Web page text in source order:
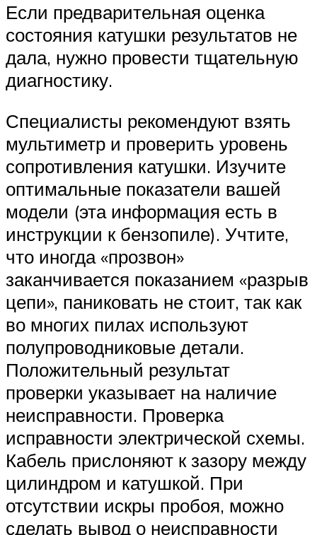
Если предварительная оценка
состояния катушки результатов не
дала, нужно провести тщательную
диагностику.
Специалисты рекомендуют взять
мультиметр и проверить уровень
сопротивления катушки. Изучите
оптимальные показатели вашей
модели (эта информация есть в
инструкции к бензопиле). Учтите,
что иногда «прозвон»
заканчивается показанием «разрыв
цепи», паниковать не стоит, так как
во многих пилах используют
полупроводниковые детали.
Положительный результат
проверки указывает на наличие
неисправности. Проверка
исправности электрической схемы.
Кабель прислоняют к зазору между
цилиндром и катушкой. При
отсутствии искры пробоя, можно
сделать вывод о неисправности